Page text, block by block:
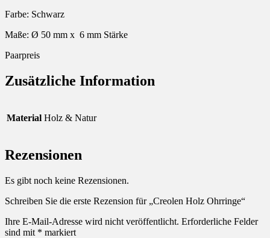
Farbe: Schwarz
Maße: Ø 50 mm x 6 mm Stärke
Paarpreis
Zusätzliche Information
Material Holz & Natur
Rezensionen
Es gibt noch keine Rezensionen.
Schreiben Sie die erste Rezension für „Creolen Holz Ohrringe“
Ihre E-Mail-Adresse wird nicht veröffentlicht. Erforderliche Felder
sind mit * markiert